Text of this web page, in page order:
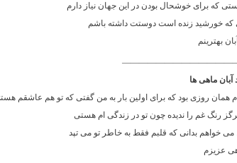
که برای خوشحال بودن در این جهان نیاز دارم
که خورشید زنده است دوستت داشته باشم
بهترینم
ماهی ها
همان روزی بود که برای اولین بار به من گفتی که تو هم عاشقم
رنگ غم را ندیده چون تو در زندگی ام هستی
می خواهم بدانی که قلبم فقط به خاطر تو می تپد
عزیزم